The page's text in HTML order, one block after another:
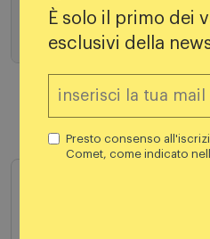
È solo il primo dei
esclusivi della
Presto consenso
Comet, come indicato